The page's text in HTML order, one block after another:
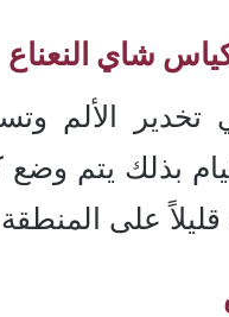
شاي النعناع
الألم
بذلك يتم
قليلاً على